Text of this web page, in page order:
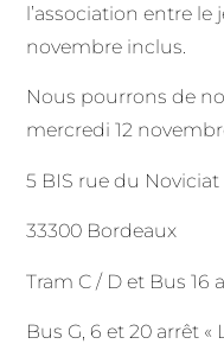
l’association entre le
novembre inclus.
Nous pourrons de
mercredi 12
5 BIS rue du Noviciat
33300 Bordeaux
Tram C / D et Bus 16
Bus G, 6 et 20 arrêt «